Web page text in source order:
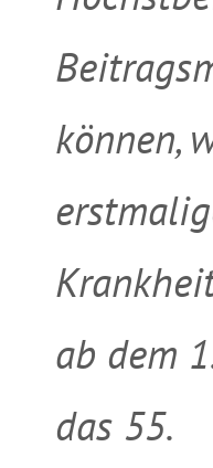
können,
ab dem
das 55.